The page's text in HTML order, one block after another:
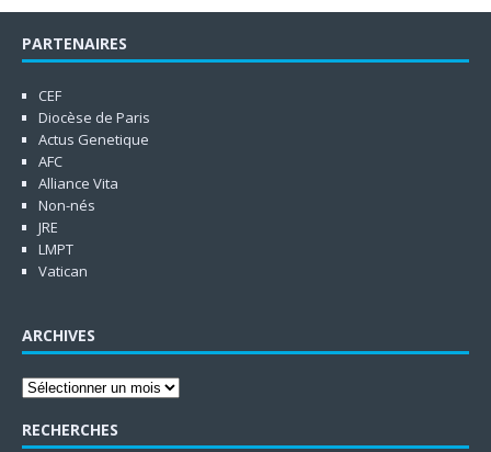
PARTENAIRES
CEF
Diocèse de Paris
Actus Genetique
AFC
Alliance Vita
Non-nés
JRE
LMPT
Vatican
ARCHIVES
RECHERCHES